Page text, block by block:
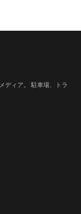
ディア。 駐車場、トラ